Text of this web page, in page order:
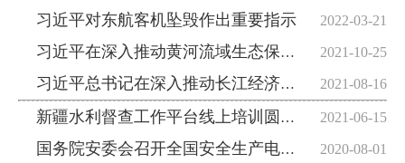
2022-03-21
习近平对东航客机坠毁作出重要指示
2021-10-25
习近平在深入推动黄河流域生态保护和高质量发展座谈会上强调咬定目标脚踏实地埋头苦干久久为功为黄河永远造福中华民族而不懈奋斗
2021-08-16
习近平总书记在深入推动长江经济带发展座谈会上的讲话
2021-06-15
新疆水利督查工作平台线上培训圆满结业
2020-08-01
国务院安委会召开全国安全生产电视电话会议 李克强总理作出重要批示